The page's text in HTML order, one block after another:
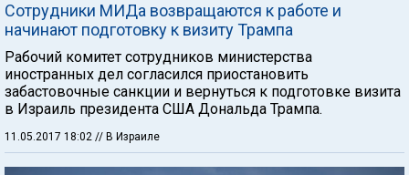
Сотрудники МИДа возвращаются к работе и
начинают подготовку к визиту Трампа
Рабочий комитет сотрудников министерства
иностранных дел согласился приостановить
забастовочные санкции и вернуться к подготовке визита
в Израиль президента США Дональда Трампа.
11.05.2017 18:02 // В Израиле